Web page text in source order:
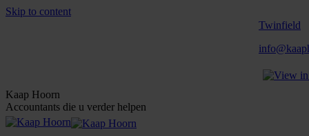
Skip to content
Twinfield
Kaap Hoorn
Accountants die u verder helpen